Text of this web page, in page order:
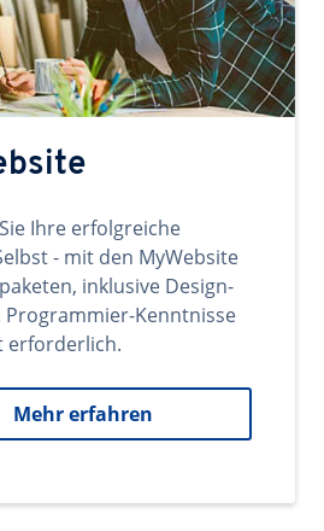
Ihre erfolgreiche
- mit den MyWebsite
inklusive Design-
Programmier-Kenntnisse
erforderlich.
Mehr erfahren